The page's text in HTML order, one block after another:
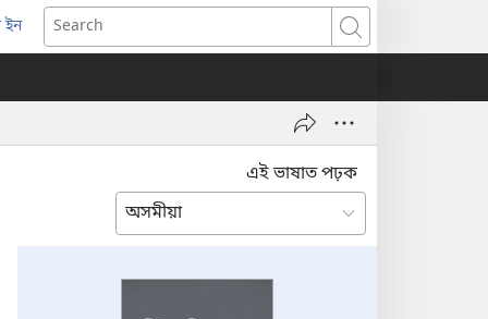
Search
এই ভাষাত পঢ়ক